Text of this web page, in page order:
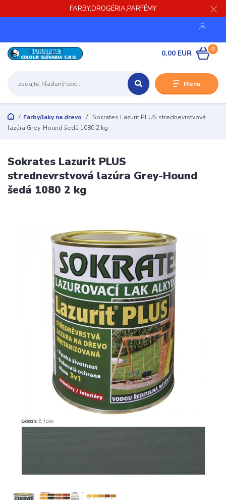
FARBY,DROGÉRIA,PARFÉMY
Menu
0
0,00 EUR
Farby/laky na drevo
Sokrates Lazurit PLUS strednevrstvová
lazúra Grey-Hound šedá 1080 2 kg
Sokrates Lazurit PLUS
strednevrstvová lazúra Grey-Hound
šedá 1080 2 kg